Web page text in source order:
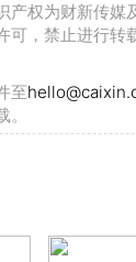
产权为财新传媒
可，禁止进行转
至